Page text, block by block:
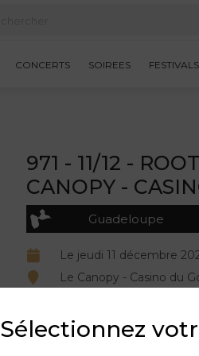
CONCERTS SOIREES FESTIVALS
971 - 11/12 -
CANOPY -
Guadeloupe
Le jeudi 11 décembre
Le Canopy - Casino du
Sélectionnez